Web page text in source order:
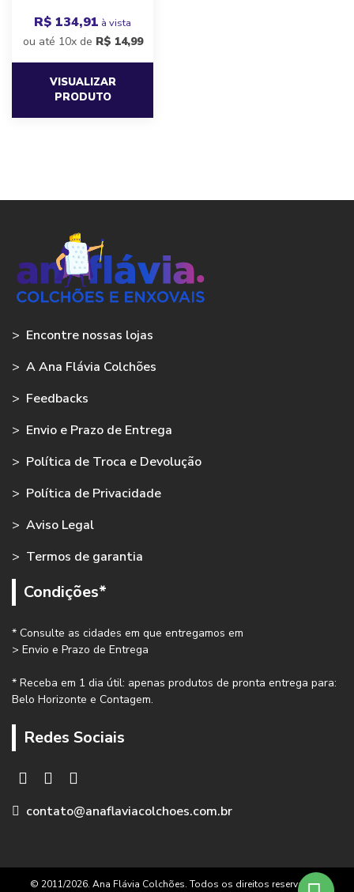
R$ 134,91 à vista
ou até 10x de R$ 14,99
VISUALIZAR
PRODUTO
> Encontre nossas lojas
> A Ana Flávia Colchões
> Feedbacks
> Envio e Prazo de Entrega
> Política de Troca e Devolução
> Política de Privacidade
> Aviso Legal
> Termos de garantia
Condições*
* Consulte as cidades em que entregamos em
> Envio e Prazo de Entrega
* Receba em 1 dia útil: apenas produtos de pronta entrega para:
Belo Horizonte e Contagem.
Redes Sociais
contato@anaflaviacolchoes.com.br
© 2011/2026. Ana Flávia Colchões. Todos os direitos reservados.